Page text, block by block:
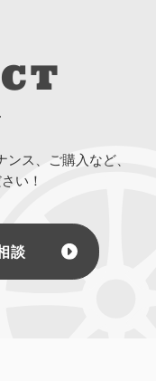
ス、ご購入など、
い！
談